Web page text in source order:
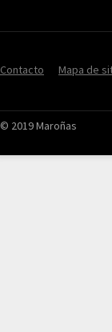
Contacto Mapa de
© 2019 Maroñas